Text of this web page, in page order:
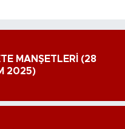
MANŞETLERİ (28
2025)